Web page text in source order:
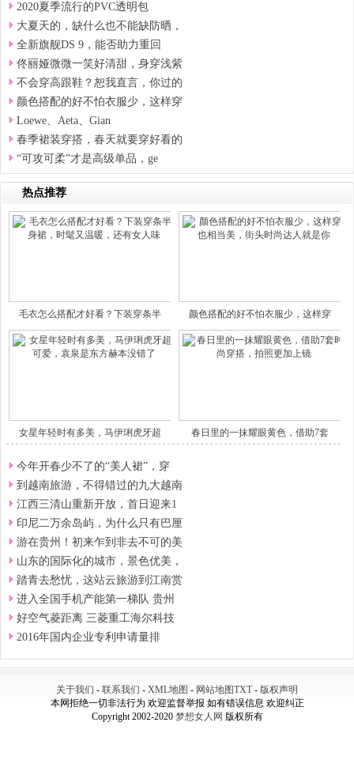
2020夏季流行的PVC透明包
大夏天的，缺什么也不能缺防晒，
全新旗舰DS 9，能否助力重回
佟丽娅微微一笑好清甜，身穿浅紫
不会穿高跟鞋？恕我直言，你过的
颜色搭配的好不怕衣服少，这样穿
Loewe、Aeta、Gian
春季裙装穿搭，春天就要穿好看的
“可攻可柔”才是高级单品，ge
热点推荐
毛衣怎么搭配才好看？下装穿条半 颜色搭配的好不怕衣服少，这样穿
女星年轻时有多美，马伊琍虎牙超 春日里的一抹耀眼黄色，借助7套
今年开春少不了的“美人裙”，穿
到越南旅游，不得错过的九大越南
江西三清山重新开放，首日迎来1
印尼二万余岛屿，为什么只有巴厘
游在贵州！初来乍到非去不可的美
山东的国际化的城市，景色优美，
踏青去愁忧，这站云旅游到江南赏
进入全国手机产能第一梯队 贵州
好空气菱距离 三菱重工海尔科技
2016年国内企业专利申请量排
关于我们 - 联系我们 - XML地图 - 网站地图TXT- 版权声明
本网拒绝一切非法行为 欢迎监督举报 如有错误信息 欢迎纠正
Copyright 2002-2020 梦想女人网 版权所有